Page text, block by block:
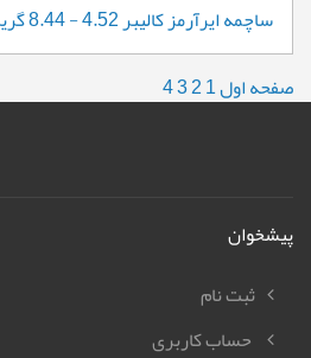
ساچمه ایرآرمز کالیبر 4.52 - 8.44 گرین
صفحه اول1
2
3
4
پیشخوان
ثبت نام
حساب کاربری